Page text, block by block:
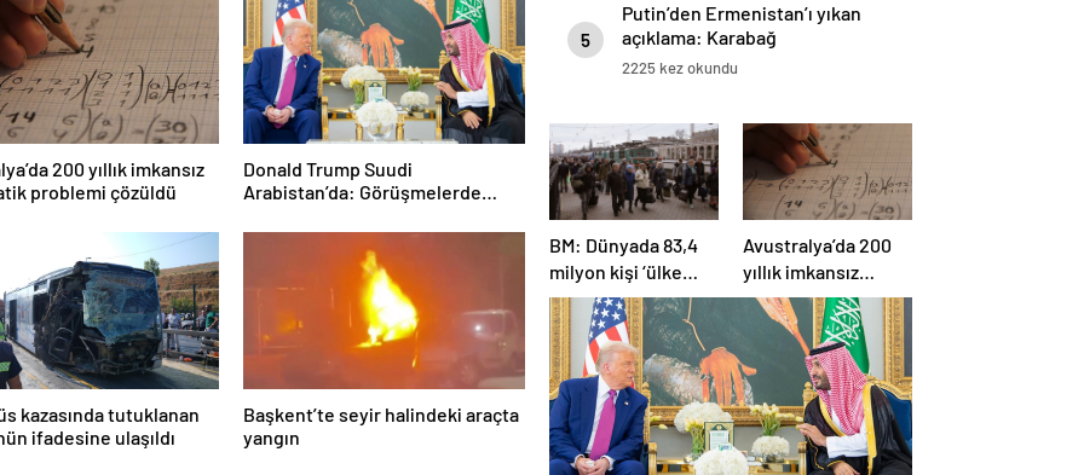
200 yıllık imkansız
problemi çözüldü
Donald Trump Suudi
Arabistan’da: Görüşmelerde
kazasında tutuklanan
ifadesine ulaşıldı
Başkent’te seyir halindeki araçta
yangın
5
Putin’den Ermenistan’ı yıkan
açıklama: Karabağ
Azerbaycan’ın ayrılmaz bir
2225 kez okundu
BM: Dünyada 83,4
milyon kişi ‘ülke
içinde yerinden
edilmiş’ olarak
yaşıyor
Avustralya’da 200
yıllık imkansız
matematik
problemi çözüldü